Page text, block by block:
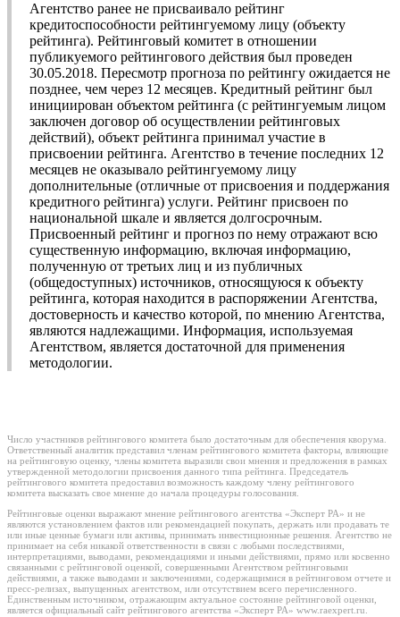
Агентство ранее не присваивало рейтинг
кредитоспособности рейтингуемому лицу (объекту
рейтинга). Рейтинговый комитет в отношении
публикуемого рейтингового действия был проведен
30.05.2018. Пересмотр прогноза по рейтингу ожидается не
позднее, чем через 12 месяцев. Кредитный рейтинг был
инициирован объектом рейтинга (с рейтингуемым лицом
заключен договор об осуществлении рейтинговых
действий), объект рейтинга принимал участие в
присвоении рейтинга. Агентство в течение последних 12
месяцев не оказывало рейтингуемому лицу
дополнительные (отличные от присвоения и поддержания
кредитного рейтинга) услуги. Рейтинг присвоен по
национальной шкале и является долгосрочным.
Присвоенный рейтинг и прогноз по нему отражают всю
существенную информацию, включая информацию,
полученную от третьих лиц и из публичных
(общедоступных) источников, относящуюся к объекту
рейтинга, которая находится в распоряжении Агентства,
достоверность и качество которой, по мнению Агентства,
являются надлежащими. Информация, используемая
Агентством, является достаточной для применения
методологии.
Число участников рейтингового комитета было достаточным для обеспечения кворума.
Ответственный аналитик представил членам рейтингового комитета факторы, влияющие
на рейтинговую оценку, члены комитета выразили свои мнения и предложения в рамках
утвержденной методологии присвоения данного типа рейтинга. Председатель
рейтингового комитета предоставил возможность каждому члену рейтингового
комитета высказать свое мнение до начала процедуры голосования.
Рейтинговые оценки выражают мнение рейтингового агентства «Эксперт РА» и не
являются установлением фактов или рекомендацией покупать, держать или продавать те
или иные ценные бумаги или активы, принимать инвестиционные решения. Агентство не
принимает на себя никакой ответственности в связи с любыми последствиями,
интерпретациями, выводами, рекомендациями и иными действиями, прямо или косвенно
связанными с рейтинговой оценкой, совершенными Агентством рейтинговыми
действиями, а также выводами и заключениями, содержащимися в рейтинговом отчете и
пресс-релизах, выпущенных агентством, или отсутствием всего перечисленного.
Единственным источником, отражающим актуальное состояние рейтинговой оценки,
является официальный сайт рейтингового агентства «Эксперт РА» www.raexpert.ru.